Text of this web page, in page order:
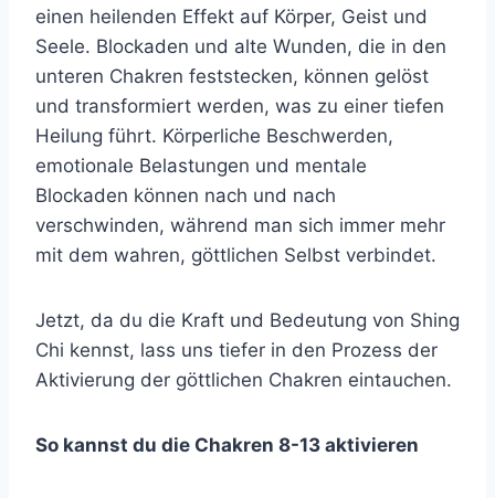
einen heilenden Effekt auf Körper, Geist und
Seele. Blockaden und alte Wunden, die in den
unteren Chakren feststecken, können gelöst
und transformiert werden, was zu einer tiefen
Heilung führt. Körperliche Beschwerden,
emotionale Belastungen und mentale
Blockaden können nach und nach
verschwinden, während man sich immer mehr
mit dem wahren, göttlichen Selbst verbindet.
Jetzt, da du die Kraft und Bedeutung von Shing
Chi kennst, lass uns tiefer in den Prozess der
Aktivierung der göttlichen Chakren eintauchen.
So kannst du die Chakren 8-13 aktivieren